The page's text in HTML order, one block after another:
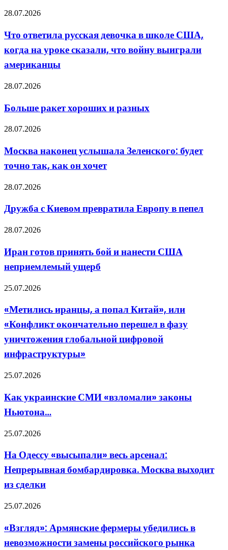
сегодня
Что
русская
девочка
в
США,
на
сказали,
что
выиграли
28.07.2026
Что ответила русская девочка в школе США,
когда на уроке сказали, что войну выиграли
американцы
Больше
хороших
и
28.07.2026
Больше ракет хороших и разных
Москва
услышала
Зеленского:
будет
так,
как
хочет
28.07.2026
Москва наконец услышала Зеленского: будет
точно так, как он хочет
Дружба
Киевом
превратила
в
28.07.2026
Дружба с Киевом превратила Европу в пепел
Иран
принять
бой
и
США
неприемлемый
28.07.2026
Иран готов принять бой и нанести США
неприемлемый ущерб
«Метились
попал
Китай»,
«Конфликт
окончательно
перешел
фазу
глобальной
цифровой
инфраструктуры»
25.07.2026
«Метились иранцы, а попал Китай», или
«Конфликт окончательно перешел в фазу
уничтожения глобальной цифровой
инфраструктуры»
Как
СМИ
«взломали»
законы
25.07.2026
Как украинские СМИ «взломали» законы
Ньютона…
На
«высыпали»
весь
арсенал:
бомбардировка.
выходит
сделки
25.07.2026
На Одессу «высыпали» весь арсенал:
Непрерывная бомбардировка. Москва выходит
из сделки
«Взгляд»:
фермеры
убедились
в
25.07.2026
«Взгляд»: Армянские фермеры убедились в
невозможности замены российского рынка